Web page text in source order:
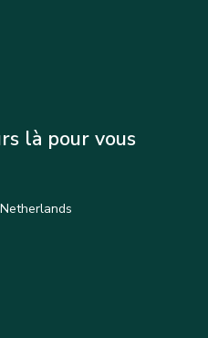
là pour vous